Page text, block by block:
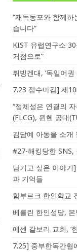
“재독동포와 함께
습니다”
KIST 유럽연구소 30
거점으로”
튀빙겐대, ‘독일어
7.23 접수마감] 제
“정체성은 연결의
(FLCG), 뮌헨 공대
김담예 아동을 소개
#27-해킹당한 SNS,
남기고 싶은 이야기
과 기억들
함부르크 한인학교
베를린 한인성당,
에센 갈보리 교회, ‘
7.25] 중부한독간협